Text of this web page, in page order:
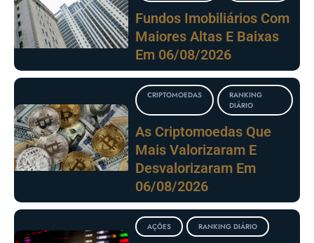
Fundos Imobiliários Com
Maiores Altas E Baixas
Em 06/08/2026
CRIPTOMOEDAS
RANKING
DIÁRIO
As Criptomoedas Que
Mais Valorizaram E
Desvalorizaram Em
06/08/2026
AÇÕES RANKING DIÁRIO